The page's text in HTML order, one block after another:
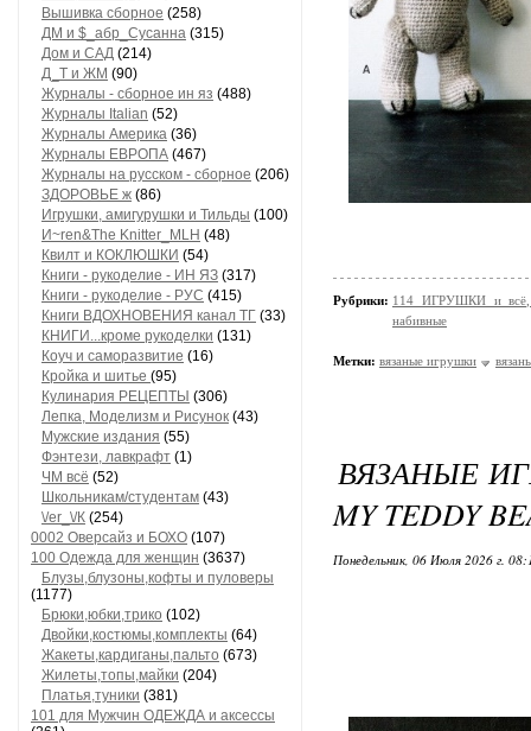
Вышивка сборное (258)
ДМ и $_абр_Сусанна (315)
Дом и САД (214)
Д_Т и ЖМ (90)
Журналы - сборное ин яз (488)
Журналы Italian (52)
Журналы Америка (36)
Журналы ЕВРОПА (467)
Журналы на русском - сборное (206)
ЗДОРОВЬЕ ж (86)
Игрушки, амигурушки и Тильды (100)
И~ren&The Knitter_MLH (48)
Квилт и КОКЛЮШКИ (54)
Книги - рукоделие - ИН ЯЗ (317)
Книги - рукоделие - РУС (415)
Книги ВДОХНОВЕНИЯ канал ТГ (33)
КНИГИ...кроме рукоделки (131)
Коуч и саморазвитие (16)
Кройка и шитье (95)
Кулинария РЕЦЕПТЫ (306)
Лепка, Моделизм и Рисунок (43)
Мужские издания (55)
Фэнтези, лавкрафт (1)
ЧМ всё (52)
Школьникам/студентам (43)
\/еr_\/К (254)
0002 Оверсайз и БОХО (107)
100 Одежда для женщин (3637)
Блузы,блузоны,кофты и пуловеры
(1177)
Брюки,юбки,трико (102)
Двойки,костюмы,комплекты (64)
Жакеты,кардиганы,пальто (673)
Жилеты,топы,майки (204)
Платья,туники (381)
101 для Мужчин ОДЕЖДА и аксессы
Рубрики: 114 ИГРУШКИ и всё,
набивные
Метки: вязаные игрушки
ВЯЗАНЫЕ
MY TEDDY
Понедельник, 06 Июля 2026 г.